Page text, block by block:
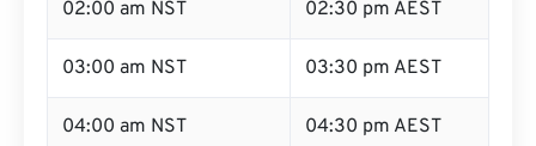
02:00 am NST 02:30 pm AEST
03:00 am NST 03:30 pm AEST
04:00 am NST 04:30 pm AEST